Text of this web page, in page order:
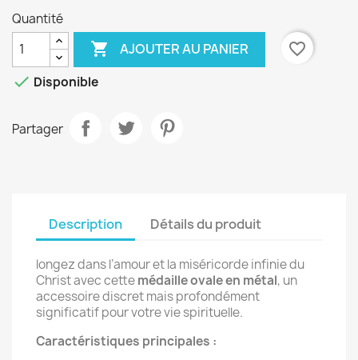
Quantité
 AJOUTER AU PANIER
favorite_border
 Disponible
Partager
Description Détails du produit
longez dans l’amour et la miséricorde infinie du
Christ avec cettemédaille ovale en métal, un
accessoire discret mais profondément
significatif pour votre vie spirituelle.
Caractéristiques principales :